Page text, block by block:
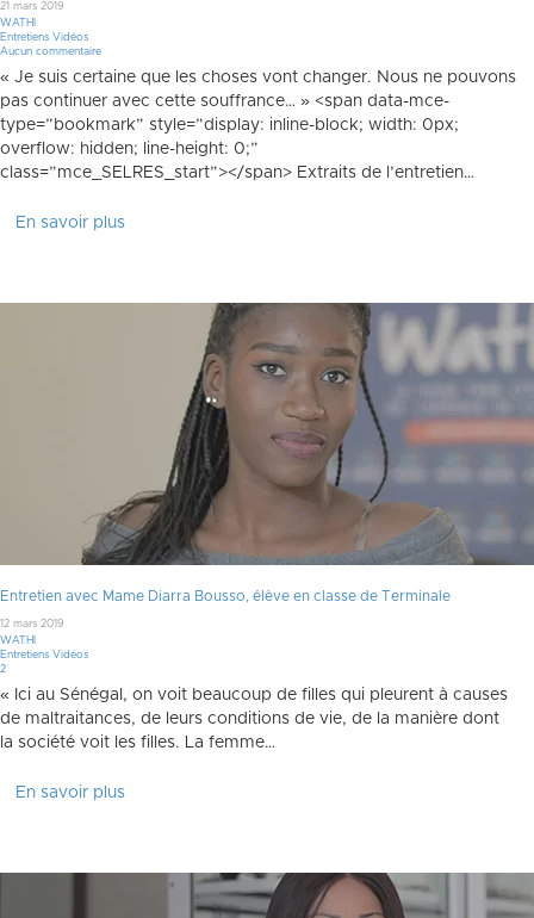
21 mars 2019
WATHI
Entretiens Vidéos
Aucun commentaire
« Je suis certaine que les choses vont changer. Nous ne pouvons
pas continuer avec cette souffrance… » <span data-mce-
type=”bookmark” style=”display: inline-block; width: 0px;
overflow: hidden; line-height: 0;”
class=”mce_SELRES_start”> </span> Extraits de l’entretien…
En savoir plus
Entretien avec Mame Diarra Bousso, élève en classe de Terminale
12 mars 2019
WATHI
Entretiens Vidéos
2Commentaires
« Ici au Sénégal, on voit beaucoup de filles qui pleurent à causes
de maltraitances, de leurs conditions de vie, de la manière dont
la société voit les filles. La femme…
En savoir plus